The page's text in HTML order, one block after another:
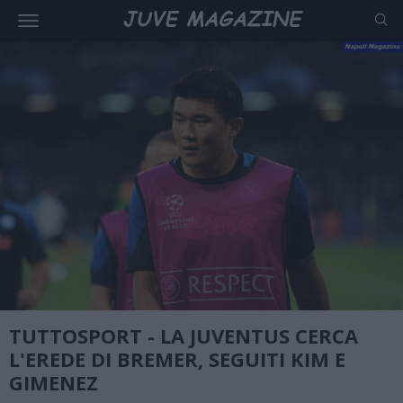
TUTTOSPORT - LA JUVENTUS CERCA
L'EREDE DI BREMER, SEGUITI KIM E
GIMENEZ